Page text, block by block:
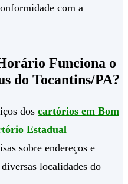
com a
Funciona o
do Tocantins/PA?
dos cartórios em Bom
Estadual
sobre endereços e
localidades do